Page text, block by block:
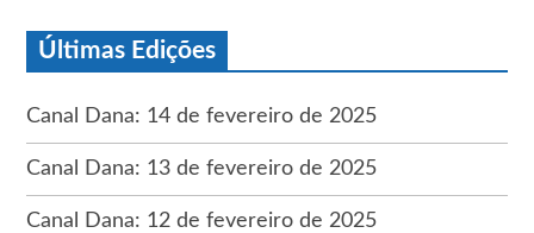
Últimas Edições
Canal Dana: 14 de fevereiro de 2025
Canal Dana: 13 de fevereiro de 2025
Canal Dana: 12 de fevereiro de 2025